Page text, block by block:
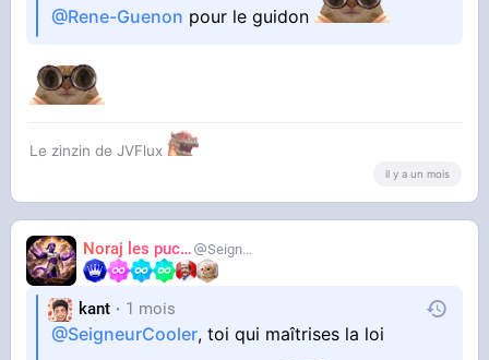
@Rene-Guenon pour le guidon
Le zinzin de JVFlux
il y a un mois
Noraj les pucix SeigneurCooler
kant 1 mois
@SeigneurCooler, toi qui maîtrises la loi